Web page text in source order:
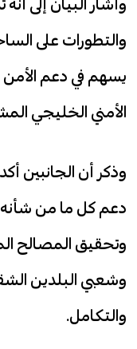
والتطورات على
يسهم في دعم الأمن
الأمني الخليجي
وذكر أن الجانبين
دعم كل ما من شأنه
وتحقيق المصالح
وشعبي البلدين
والتكامل.